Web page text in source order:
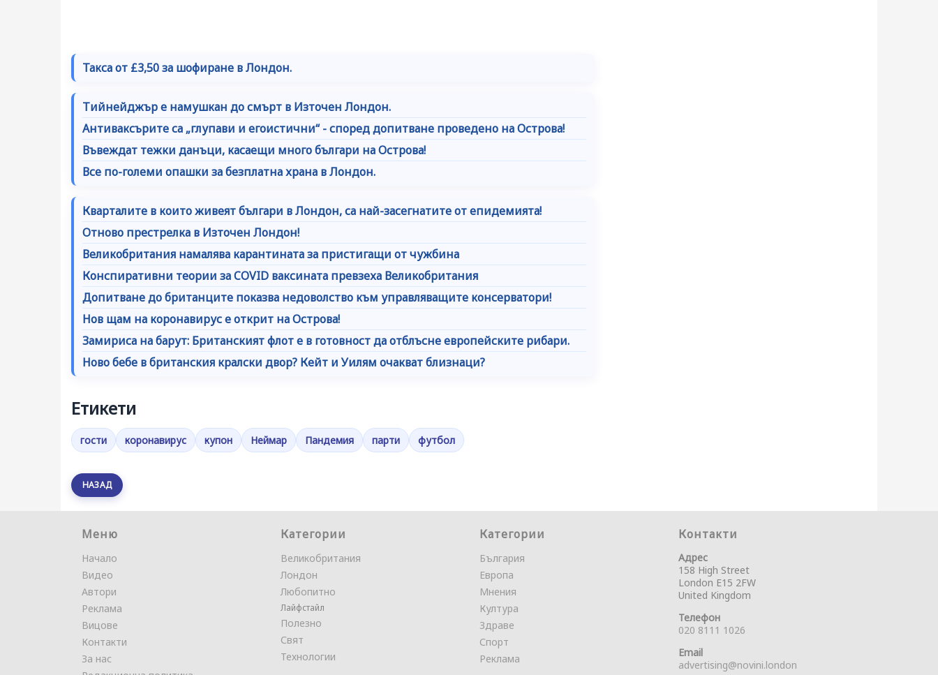
Такса от £3,50 за шофиране в Лондон.
Тийнейджър е намушкан до смърт в Източен Лондон.
Антиваксърите са „глупави и егоистични“ - според допитване проведено на Острова!
Въвеждат тежки данъци, касаещи много българи на Острова!
Все по-големи опашки за безплатна храна в Лондон.
Кварталите в които живеят българи в Лондон, са най-засегнатите от епидемията!
Отново престрелка в Източен Лондон!
Великобритания намалява карантината за пристигащи от чужбина
Конспиративни теории за COVID ваксината превзеха Великобритания
Допитване до британците показва недоволство към управляващите консерватори!
Нов щам на коронавирус е открит на Острова!
Замириса на барут: Британският флот е в готовност да отблъсне европейските рибари.
Ново бебе в британския кралски двор? Кейт и Уилям очакват близнаци?
Етикети
гости коронавирус купон Неймар Пандемия парти футбол
НАЗАД
Меню
Начало
Видео
Автори
Реклама
Вицове
Контакти
За нас
Категории
Великобритания
Лондон
Любопитно
Лайфстайл
Полезно
Свят
Технологии
Категории
България
Европа
Мнения
Култура
Здраве
Спорт
Реклама
Контакти
Адрес
158 High Street
London E15 2FW
United Kingdom
Телефон
020 8111 1026
Email
advertising@novini.london